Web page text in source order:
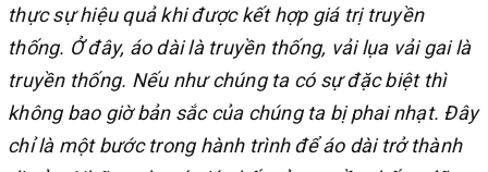
thực sự hiệu quả khi được kết hợp giá trị truyền
thống. Ở đây, áo dài là truyền thống, vải lụa vải gai là
truyền thống. Nếu như chúng ta có sự đặc biệt thì
không bao giờ bản sắc của chúng ta bị phai nhạt. Đây
chỉ là một bước trong hành trình để áo dài trở thành